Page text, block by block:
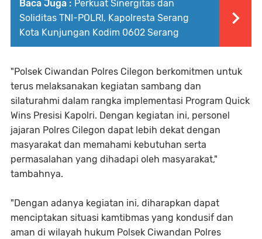
Baca Juga : Perkuat Sinergitas dan
Soliditas TNI-POLRI, Kapolresta Serang
Kota Kunjungan Kodim 0602 Serang
"Polsek Ciwandan Polres Cilegon berkomitmen untuk
terus melaksanakan kegiatan sambang dan
silaturahmi dalam rangka implementasi Program Quick
Wins Presisi Kapolri. Dengan kegiatan ini, personel
jajaran Polres Cilegon dapat lebih dekat dengan
masyarakat dan memahami kebutuhan serta
permasalahan yang dihadapi oleh masyarakat,"
tambahnya.
"Dengan adanya kegiatan ini, diharapkan dapat
menciptakan situasi kamtibmas yang kondusif dan
aman di wilayah hukum Polsek Ciwandan Polres